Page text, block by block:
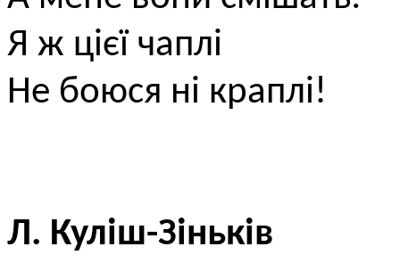
Я ж цієї чаплі
Не боюся ні краплі!
Л. Куліш-Зіньків